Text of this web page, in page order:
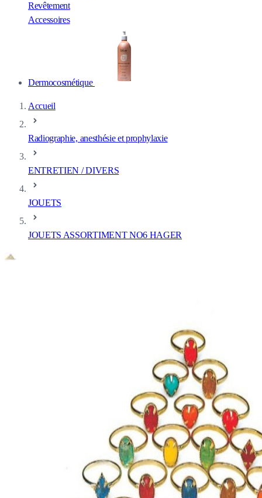
Revêtement
Accessoires
Dermocosmétique
Accueil
Radiographie, anesthésie et prophylaxie
ENTRETIEN / DIVERS
JOUETS
JOUETS ASSORTIMENT NO6 HAGER